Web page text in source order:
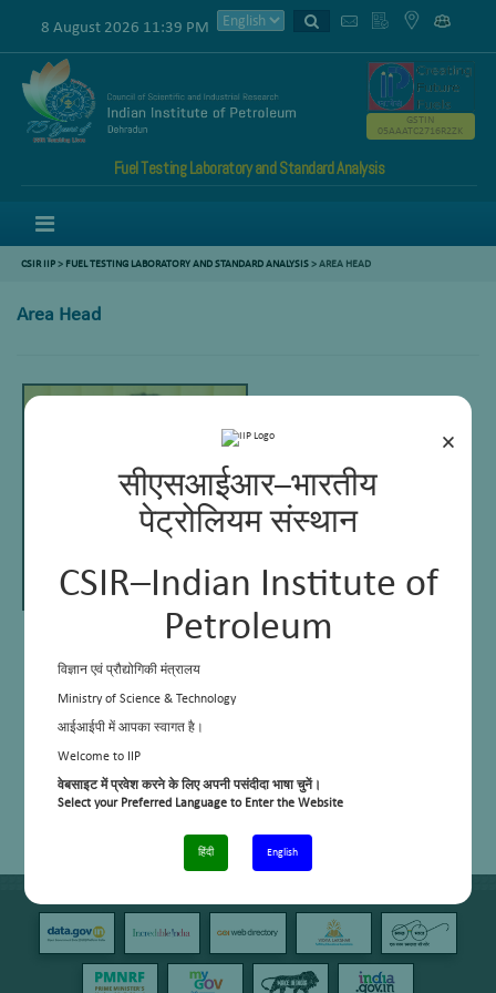
×
सीएसआईआर–भारतीय
पेट्रोलियम संस्थान
CSIR–Indian Institute of
Petroleum
विज्ञान एवं प्रौद्योगिकी मंत्रालय
Ministry of Science & Technology
आईआईपी में आपका स्वागत है।
Welcome to IIP
वेबसाइट में प्रवेश करने के लिए अपनी पसंदीदा भाषा चुनें।
Select your Preferred Language to Enter the Website
हिंदी English
8 August 2026 11:39 PM
Fuel Testing Laboratory and Standard Analysis
GSTIN
05AAATC2716R2ZK
CSIR IIP> FUEL TESTING LABORATORY AND STANDARD ANALYSIS>AREA HEAD
Area Head
Dr Ganesh Naik
Principal Scientist
Head of Area
: 0135-2525-715